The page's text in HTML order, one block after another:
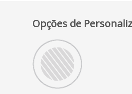
Opções de